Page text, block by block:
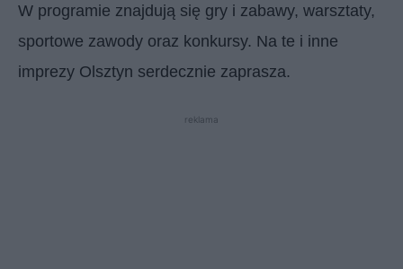
W programie znajdują się gry i zabawy, warsztaty,
sportowe zawody oraz konkursy. Na te i inne
imprezy Olsztyn serdecznie zaprasza.
reklama